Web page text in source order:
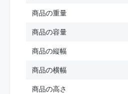
商品の重量
商品の容量
商品の縦幅
商品の横幅
商品の高さ